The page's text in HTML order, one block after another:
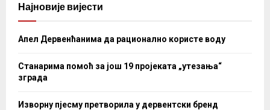
Најновије вијести
Апел Дервенћанима да рационално користе воду
Станарима помоћ за још 19 пројеката „утезања“
зграда
Изворну пјесму претворила у дервентски бренд